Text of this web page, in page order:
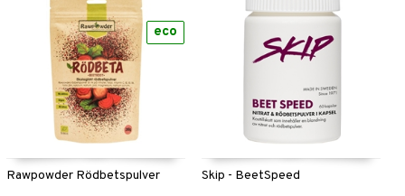
Rawpowder Rödbetspulver
eco
Skip - BeetSpeed